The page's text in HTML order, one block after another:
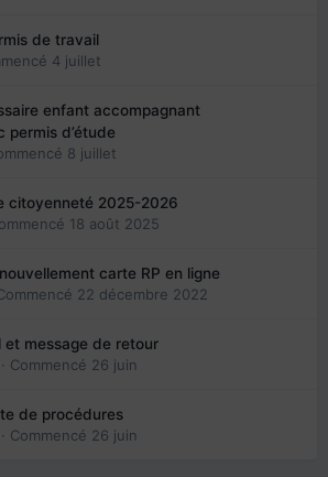
de travail
4 juillet
enfant accompagnant
permis d’étude
8 juillet
citoyenneté 2025-2026
18 août 2025
carte RP en ligne
22 décembre 2022
et message de retour
· Commencé 26 juin
de procédures
· Commencé 26 juin